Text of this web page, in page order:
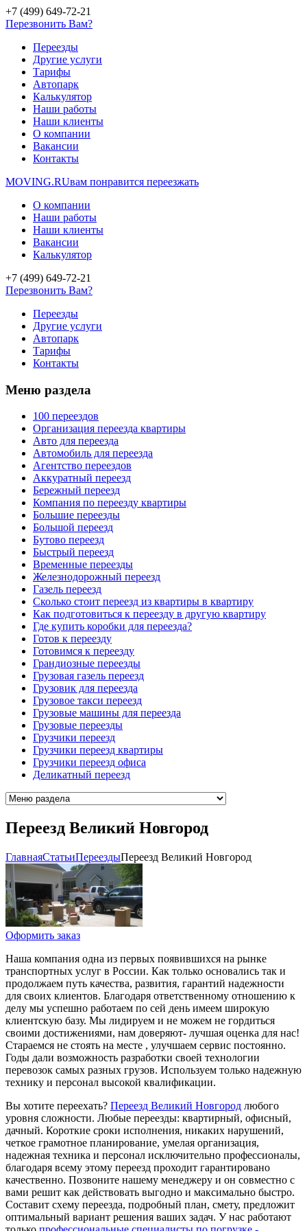
+7 (499) 649-72-21
Перезвонить Вам?
Переезды
Другие услуги
Тарифы
Автопарк
Калькулятор
Наши работы
Наши клиенты
О компании
Вакансии
Контакты
MOVING.RUвам понравится переезжать
О компании
Наши работы
Наши клиенты
Вакансии
Калькулятор
+7 (499) 649-72-21
Перезвонить Вам?
Переезды
Другие услуги
Автопарк
Тарифы
Контакты
Меню раздела
100 переездов
Организация переезда квартиры
Авто для переезда
Автомобиль для переезда
Агентство переездов
Аккуратный переезд
Бережный переезд
Компания по переезду квартиры
Большие переезды
Большой переезд
Бутово переезд
Быстрый переезд
Временные переезды
Железнодорожный переезд
Газель переезд
Сколько стоит переезд из квартиры в квартиру
Как подготовиться к переезду в другую квартиру
Где купить коробки для переезда?
Готов к переезду
Готовимся к переезду
Грандиозные переезды
Грузовая газель переезд
Грузовик для переезда
Грузовое такси переезд
Грузовые машины для переезда
Грузовые переезды
Грузчики переезд
Грузчики переезд квартиры
Грузчики переезд офиса
Деликатный переезд
Переезд Великий Новгород
ГлавнаяCтатьиПереездыПереезд Великий Новгород
Оформить заказ
Наша компания одна из первых появившихся на рынке
транспортных услуг в России. Как только основались так и
продолжаем путь качества, развития, гарантий надежности
для своих клиентов. Благодаря ответственному отношению к
делу мы успешно работаем по сей день имеем широкую
клиентскую базу. Мы лидируем и не можем не гордиться
своими достижениями, нам доверяют- лучшая оценка для нас!
Стараемся не стоять на месте , улучшаем сервис постоянно.
Годы дали возможность разработки своей технологии
перевозок самых разных грузов. Используем только надежную
технику и персонал высокой квалификации.
Вы хотите переехать? Переезд Великий Новгород любого
уровня сложности. Любые переезды: квартирный, офисный,
дачный. Короткие сроки исполнения, никаких нарушений,
четкое грамотное планирование, умелая организация,
надежная техника и персонал исключительно профессионалы,
благодаря всему этому переезд проходит гарантировано
качественно. Позвоните нашему менеджеру и он совместно с
вами решит как действовать выгодно и максимально быстро.
Составит схему переезда, подробный план, смету, предложит
оптимальный вариант решения ваших задач. У нас работают